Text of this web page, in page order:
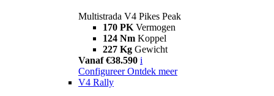
Multistrada V4 Pikes Peak
170 PK Vermogen
124 Nm Koppel
227 Kg Gewicht
Vanaf €38.590 i
Configureer Ontdek meer
V4 Rally